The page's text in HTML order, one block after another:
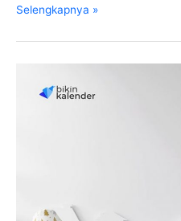
Selamat
Maulid
Selengkapnya »